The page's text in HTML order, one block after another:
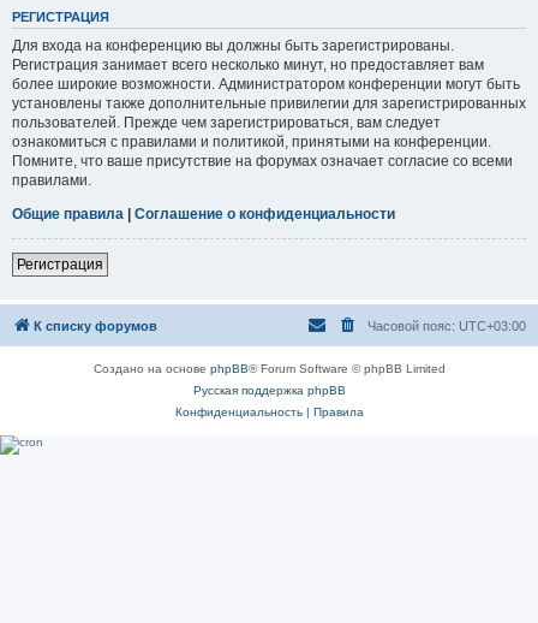
РЕГИСТРАЦИЯ
Для входа на конференцию вы должны быть зарегистрированы.
Регистрация занимает всего несколько минут, но предоставляет вам
более широкие возможности. Администратором конференции могут быть
установлены также дополнительные привилегии для зарегистрированных
пользователей. Прежде чем зарегистрироваться, вам следует
ознакомиться с правилами и политикой, принятыми на конференции.
Помните, что ваше присутствие на форумах означает согласие со всеми
правилами.
Общие правила | Соглашение о конфиденциальности
Регистрация
К списку форумов Часовой пояс: UTC+03:00
Создано на основе phpBB® Forum Software © phpBB Limited
Русская поддержка phpBB
Конфиденциальность| Правила